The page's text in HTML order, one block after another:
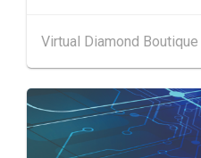
13-17
香港
25-27
AUG
中国内地
中国国际纺织⾯
6年8月25至27日)
Virtual Diamond Boutique